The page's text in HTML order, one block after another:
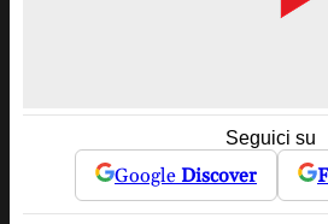
Seguici su
Google Discover